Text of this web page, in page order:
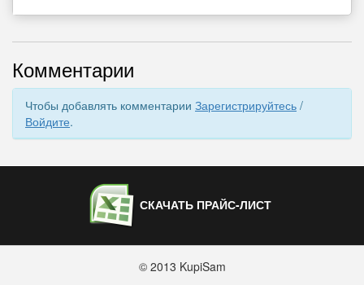
Комментарии
Чтобы добавлять комментарии Зарегистрируйтесь /
Войдите.
СКАЧАТЬ ПРАЙС-ЛИСТ
© 2013 KupiSam